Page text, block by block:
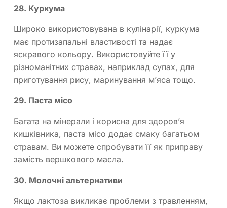
28. Куркума
Широко використовувана в кулінарії, куркума
має протизапальні властивості та надає
яскравого кольору. Використовуйте її у
різноманітних стравах, наприклад супах, для
приготування рису, маринування м’яса тощо.
29. Паста місо
Багата на мінерали і корисна для здоров’я
кишківника, паста місо додає смаку багатьом
стравам. Ви можете спробувати її як приправу
замість вершкового масла.
30. Молочні альтернативи
Якщо лактоза викликає проблеми з травленням,